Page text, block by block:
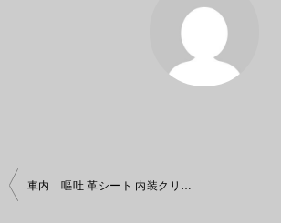
投
稿
車内 嘔吐 革シート 内装クリーニング